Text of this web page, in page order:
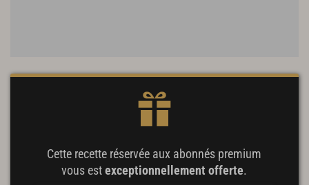
Cette recette réservée aux abonnés premium
vous estexceptionnellement offerte.